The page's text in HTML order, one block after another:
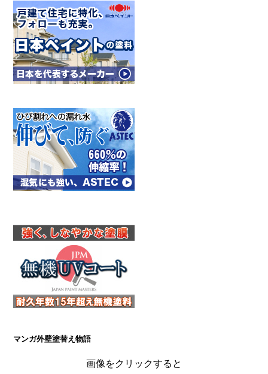
マンガ外壁塗替え物語
画像をクリックすると